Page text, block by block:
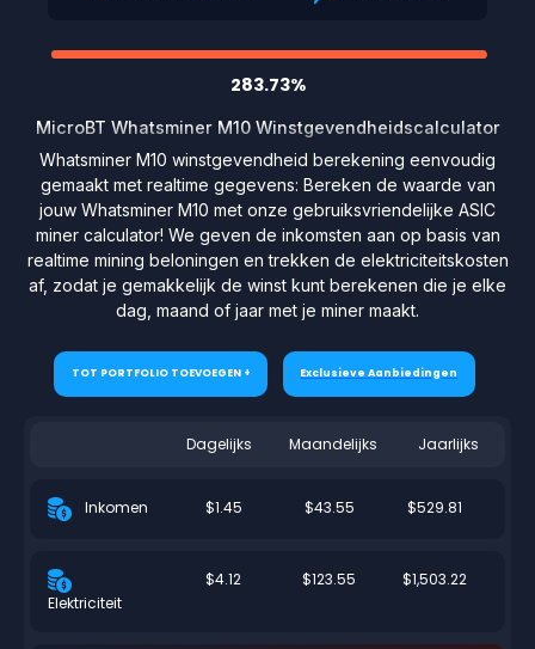
283.73%
MicroBT Whatsminer M10 Winstgevendheidscalculator
Whatsminer M10 winstgevendheid berekening eenvoudig
gemaakt met realtime gegevens: Bereken de waarde van
jouw Whatsminer M10 met onze gebruiksvriendelijke ASIC
miner calculator! We geven de inkomsten aan op basis van
realtime mining beloningen en trekken de elektriciteitskosten
af, zodat je gemakkelijk de winst kunt berekenen die je elke
dag, maand of jaar met je miner maakt.
TOT PORTFOLIO TOEVOEGEN + Exclusieve Aanbiedingen
Dagelijks Maandelijks Jaarlijks
Inkomen $1.45 $43.55 $529.81
Elektriciteit
$4.12 $123.55 $1,503.22